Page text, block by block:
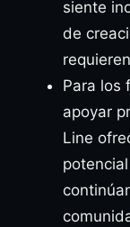
siente
de
Para los
apoyar
Line